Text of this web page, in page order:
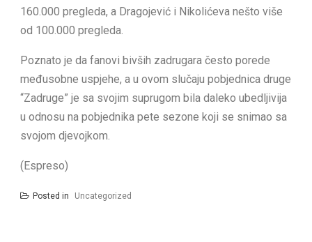
160.000 pregleda, a Dragojević i Nikolićeva nešto više
od 100.000 pregleda.
Poznato je da fanovi bivših zadrugara često porede
međusobne uspjehe, a u ovom slučaju pobjednica druge
“Zadruge” je sa svojim suprugom bila daleko ubedljivija
u odnosu na pobjednika pete sezone koji se snimao sa
svojom djevojkom.
(Espreso)
Posted in Uncategorized